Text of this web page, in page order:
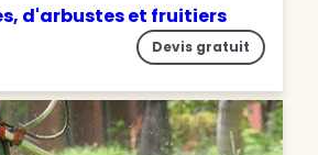
d'arbustes et fruitiers
Devis gratuit